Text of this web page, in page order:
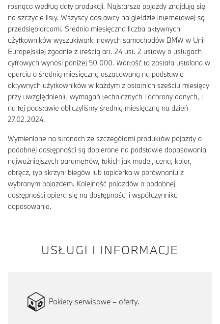
rosnąco według daty produkcji. Najstarsze pojazdy znajdują się
na szczycie listy. Wszyscy dostawcy na giełdzie internetowej są
przedsiębiorcami. Średnia miesięczna liczba aktywnych
użytkowników wyszukiwarki nowych samochodów BMW w Unii
Europejskiej zgodnie z treścią art. 24 ust. 2 ustawy o usługach
cyfrowych wynosi poniżej 50 000. Wartość ta została ustalona w
oparciu o średnią miesięczną oszacowaną na podstawie
aktywnych użytkowników w każdym z ostatnich sześciu miesięcy
przy uwzględnieniu wymagań technicznych i ochrony danych, i
na tej podstawie obliczyliśmy średnią miesięczną na dzień
27.02.2024.
Wymienione na stronach ze szczegółami produktów pojazdy o
podobnej dostępności są dobierane na podstawie dopasowania
najważniejszych parametrów, takich jak model, cena, kolor,
obręcz, typ skrzyni biegów lub tapicerka w porównaniu z
wybranym pojazdem. Kolejność pojazdów o podobnej
dostępności opiera się na dostępności i współczynniku
dopasowania.
USŁUGI I INFORMACJE
Pakiety serwisowe – oferty.